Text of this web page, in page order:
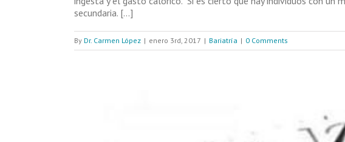
secundaria. [...]
By Dr. Carmen López | enero 3rd, 2017 | Bariatría | 0 Comments